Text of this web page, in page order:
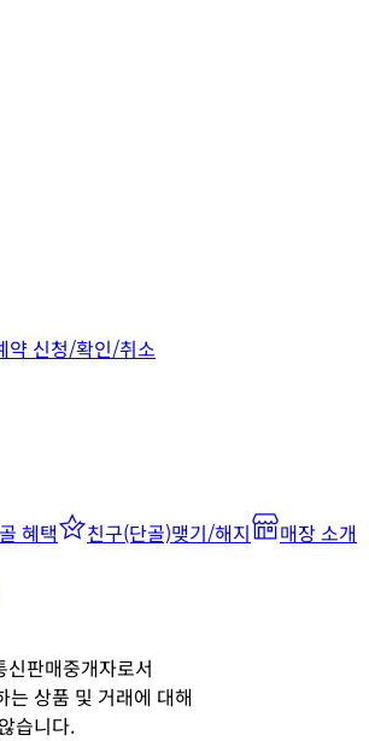
약 신청/확인/취소
혜택 친구(단골)맺기/해지
매장 소개
판매중개자로서
는 상품 및 거래에 대해
습니다.